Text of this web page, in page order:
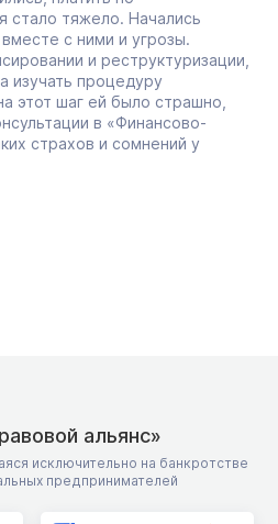
стало тяжело. Начались
с ними и угрозы.
и реструктуризации,
изучать процедуру
этот шаг ей было страшно,
в «Финансово-
страхов и сомнений у
альянс»
исключительно на банкротстве
предпринимателей